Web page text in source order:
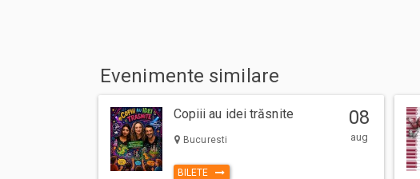
Evenimente similare
Copiii au idei trăsnite
Bucuresti
BILETE
08
aug